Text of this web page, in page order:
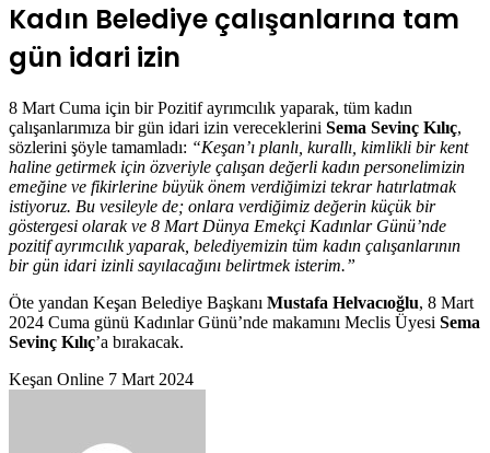
Kadın Belediye çalışanlarına tam
gün idari izin
8 Mart Cuma için bir Pozitif ayrımcılık yaparak, tüm kadın
çalışanlarımıza bir gün idari izin vereceklerini Sema Sevinç Kılıç,
sözlerini şöyle tamamladı: “Keşan’ı planlı, kurallı, kimlikli bir kent
haline getirmek için özveriyle çalışan değerli kadın personelimizin
emeğine ve fikirlerine büyük önem verdiğimizi tekrar hatırlatmak
istiyoruz. Bu vesileyle de; onlara verdiğimiz değerin küçük bir
göstergesi olarak ve 8 Mart Dünya Emekçi Kadınlar Günü’nde
pozitif ayrımcılık yaparak, belediyemizin tüm kadın çalışanlarının
bir gün idari izinli sayılacağını belirtmek isterim.”
Öte yandan Keşan Belediye Başkanı Mustafa Helvacıoğlu, 8 Mart
2024 Cuma günü Kadınlar Günü’nde makamını Meclis Üyesi Sema
Sevinç Kılıç’a bırakacak.
Keşan Online Bir
7 Mart 2024